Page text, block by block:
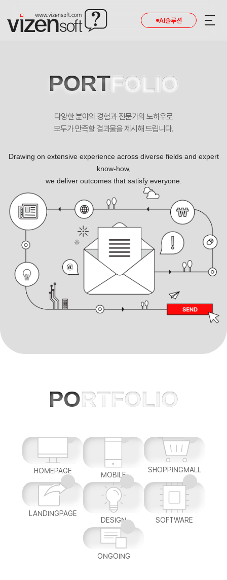
AI솔루션
브링스글로벌 포트폴리오
PORTFOLIO
다양한 분야의 경험과 전문가의 노하우로
모두가 만족할 결과물을 제시해 드립니다.
Drawing on extensive experience across diverse fields and expert
know-how,
we deliver outcomes that satisfy everyone.
PORTFOLIO
HOMEPAGE MOBILE
SHOPPINGMALL
LANDINGPAGE
DESIGN
SOFTWARE
ONGOING